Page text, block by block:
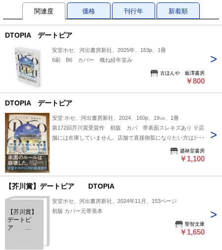
関連度 価格 刊行年 新着順
DTOPIA デートピア
安堂ホセ、河出書房新社、2025年、153p、1冊
6刷 B6 カバー 概ね経年並み
古ほんや 板澤書房
￥800
DTOPIA デートピア
安堂 ホセ、河出書房新社、2024、160p、19㎝、1冊
第172回芥川賞受賞作 初版 カバ 帯表面スレキズあり ※店
舗には在庫していません。店舗で直接御覧になりたい方は来店
前日までにご連絡ください。 「日本の古本屋」掲載商品は店
舗とは別の倉庫に保管しております。 事前連絡なく来店され
盛林堂書房
￥1,100
【芥川賞】デートピア DTOPIA
【芥川賞】
デートピ
ア
安堂ホセ、河出書房新社、2024年11月、153ページ
初版 カバー元帯美本
聖智文庫
￥1,650